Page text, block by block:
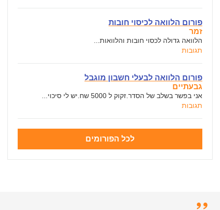
פורום הלוואה לכיסוי חובות
זמר
הלוואה גדולה לכסוי חובות והלוואות...
תגובות
פורום הלוואה לבעלי חשבון מוגבל
גבעתיים
אני בפשר בשלב של הסדר.זקוק ל 5000 שח.יש לי סיכוי...
תגובות
לכל הפורומים